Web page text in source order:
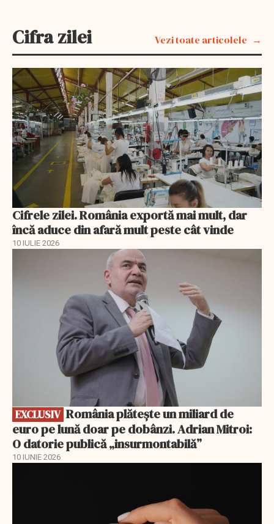
Cifra zilei Vezi toate articolele
Cifrele zilei. România exportă mai mult, dar
încă aduce din afară mult peste cât vinde
10 IULIE 2026
EXCLUSIV
euro pe lună doar pe dobânzi. Adrian Mitroi:
O datorie publică „insurmontabilă”
10 IUNIE 2026